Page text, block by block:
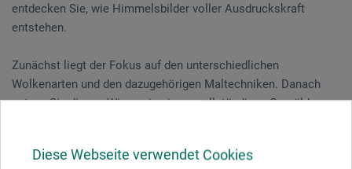
Diese Webseite verwendet Cookies
entdecken Sie, wie Himmelsbilder voller Ausdruckskraft
entstehen.
Zunächst liegt der Fokus auf den unterschiedlichen
Wolkenarten und den dazugehörigen Maltechniken. Danach
setzen Sie dieses Wissen in einem vollständigen Gemälde um,
Vorkenntnisse sind nicht erforderlich.